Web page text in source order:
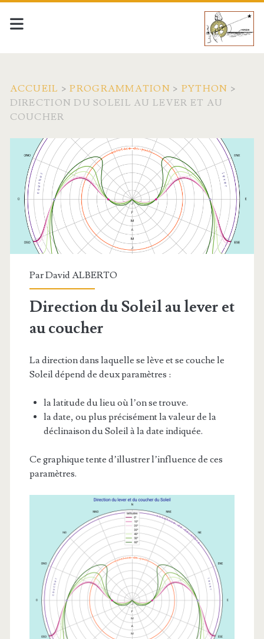
ACCUEIL >PROGRAMMATION > PYTHON >
DIRECTION DU SOLEIL AU LEVER ET AU
COUCHER
ParDavid ALBERTO
Direction du Soleil au lever et
au coucher
La direction dans laquelle se lève et se couche le
Soleil dépend de deux paramètres :
la latitude du lieu où l’on se trouve.
la date, ou plus précisément la valeur de la
déclinaison du Soleil à la date indiquée.
Ce graphique tente d’illustrer l’influence de ces
paramètres.